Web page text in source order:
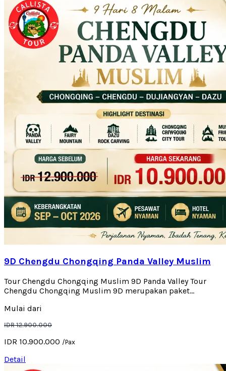
9D Chengdu Chongqing Panda Valley Muslim
Tour Chengdu Chongqing Muslim 9D Panda Valley Tour
Chengdu Chongqing Muslim 9D merupakan paket...
Mulai dari
IDR 12.900.000
IDR 10.900.000 /Pax
Detail